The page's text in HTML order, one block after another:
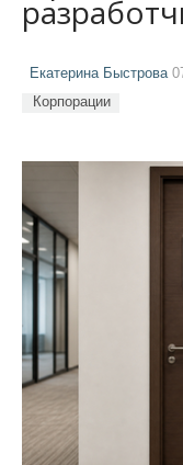
Екатерина Быстрова
Корпорации